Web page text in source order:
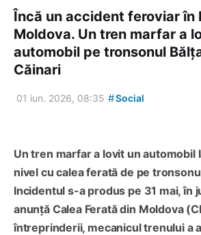
Încă un accident feroviar în
Moldova. Un tren marfar a
automobil pe tronsonul
Căinari
01 iun. 2026, 08:35 #Social
Un tren marfar a lovit un automobil
nivel cu calea ferată de pe
Incidentul s-a produs pe 31 mai, în
anunță Calea Ferată din Moldova
întreprinderii, mecanicul trenului a